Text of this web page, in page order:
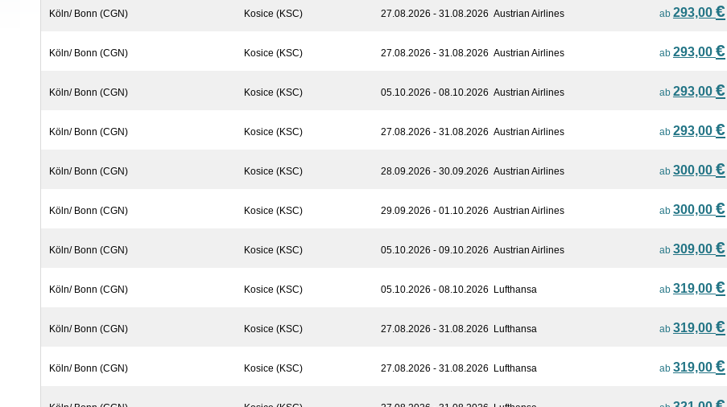
Köln/ Bonn (CGN) Kosice (KSC) 27.08.2026 - 31.08.2026 Austrian Airlines ab 293,00 €
Köln/ Bonn (CGN) Kosice (KSC) 27.08.2026 - 31.08.2026 Austrian Airlines ab 293,00 €
Köln/ Bonn (CGN) Kosice (KSC) 05.10.2026 - 08.10.2026 Austrian Airlines ab 293,00 €
Köln/ Bonn (CGN) Kosice (KSC) 27.08.2026 - 31.08.2026 Austrian Airlines ab 293,00 €
Köln/ Bonn (CGN) Kosice (KSC) 28.09.2026 - 30.09.2026 Austrian Airlines ab 300,00 €
Köln/ Bonn (CGN) Kosice (KSC) 29.09.2026 - 01.10.2026 Austrian Airlines ab 300,00 €
Köln/ Bonn (CGN) Kosice (KSC) 05.10.2026 - 09.10.2026 Austrian Airlines ab 309,00 €
Köln/ Bonn (CGN) Kosice (KSC) 05.10.2026 - 08.10.2026 Lufthansa ab 319,00 €
Köln/ Bonn (CGN) Kosice (KSC) 27.08.2026 - 31.08.2026 Lufthansa ab 319,00 €
Köln/ Bonn (CGN) Kosice (KSC) 27.08.2026 - 31.08.2026 Lufthansa ab 319,00 €